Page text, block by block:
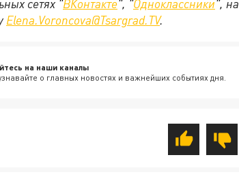
сетях "ВКонтакте", "Одноклассники", на
Elena.Voroncova@Tsargrad.TV.
на наши каналы
о главных новостях и важнейших событиях дня.